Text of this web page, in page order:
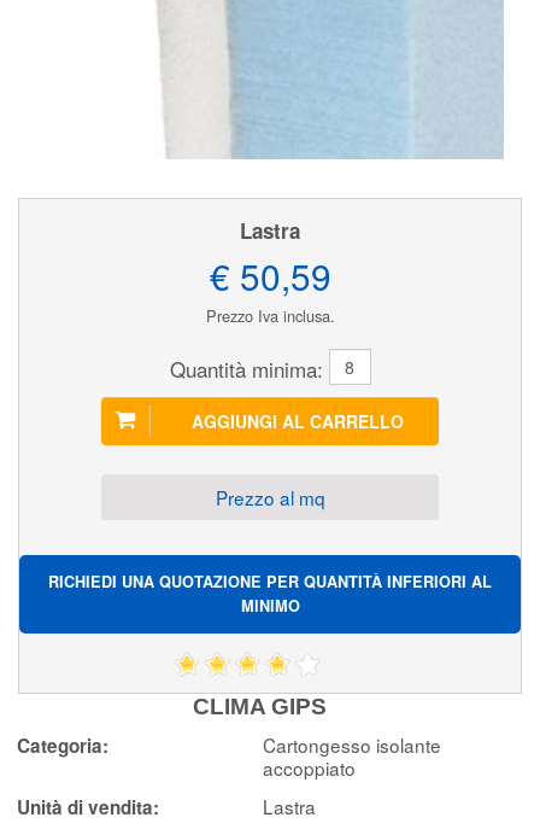
Lastra
€ 50,59
Prezzo Iva inclusa.
Quantità minima:
Prezzo al mq
RICHIEDI UNA QUOTAZIONE PER QUANTITÀ INFERIORI AL
MINIMO
CLIMA GIPS
Categoria:
Cartongesso isolante
accoppiato
Unità di vendita:
Lastra